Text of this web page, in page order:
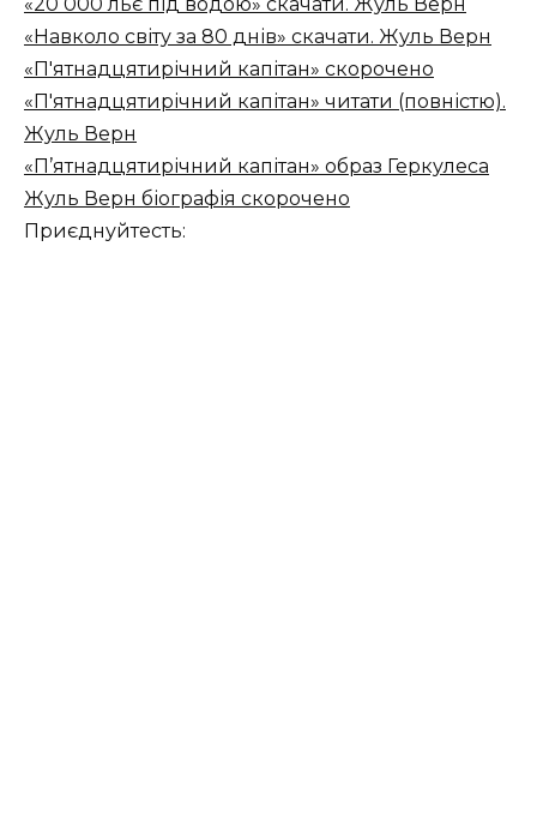
«Навколо світу за 80 днів» скачати. Жуль Верн
«П'ятнадцятирічний капітан» скорочено
«П'ятнадцятирічний капітан» читати (повністю).
Жуль Верн
«П’ятнадцятирічний капітан» образ Геркулеса
Жуль Верн біографія скорочено
Приєднуйтесть: